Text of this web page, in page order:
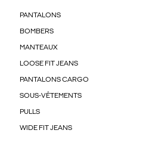
PANTALONS
BOMBERS
MANTEAUX
LOOSE FIT JEANS
PANTALONS CARGO
SOUS-VÊTEMENTS
PULLS
WIDE FIT JEANS